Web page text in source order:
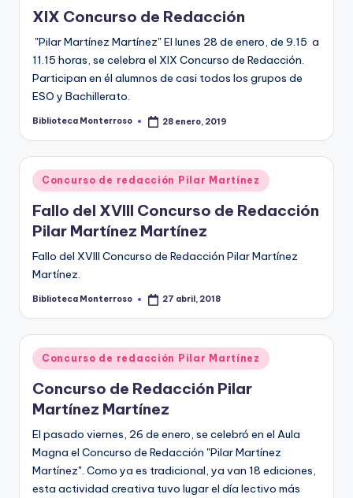
XIX Concurso de Redacción
"Pilar Martínez Martínez" El lunes 28 de enero, de 9.15 a
11.15 horas, se celebra el XIX Concurso de Redacción.
Participan en él alumnos de casi todos los grupos de
ESO y Bachillerato.
Publicado
Biblioteca Monterroso 28 enero, 2019
Publicado
en
Concurso de redacción Pilar Martínez
Fallo del XVIII Concurso de Redacción
Pilar Martínez Martínez
Fallo del XVIII Concurso de Redacción Pilar Martínez
Martínez.
Publicado
Biblioteca Monterroso 27 abril, 2018
Publicado
en
Concurso de redacción Pilar Martínez
Concurso de Redacción Pilar
Martínez Martínez
El pasado viernes, 26 de enero, se celebró en el Aula
Magna el Concurso de Redacción "Pilar Martínez
Martínez". Como ya es tradicional, ya van 18 ediciones,
esta actividad creativa tuvo lugar el día lectivo más